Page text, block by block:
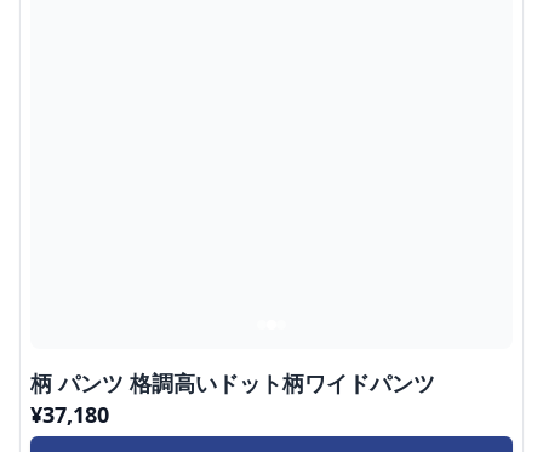
柄 パンツ 格調高いドット柄ワイドパンツ
¥37,180